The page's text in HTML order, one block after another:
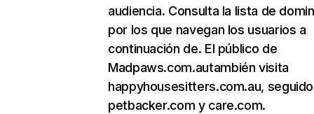
audiencia. Consulta la lista de
por los que navegan los usuarios a
continuación de. El público de
Madpaws.com.autambién visita
happyhousesitters.com.au,
petbacker.com y care.com.